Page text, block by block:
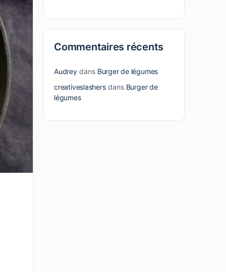
Commentaires récents
Audreydans Burger de légumes
creativeslashersdans Burger de
légumes